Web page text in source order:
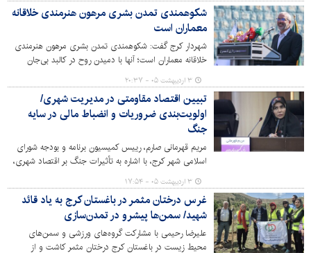
شکوهمندی تمدن بشری مرهون هنرمندی خلاقانه
معماران است
شهردار کرج گفت: شکوهمندی تمدن بشری مرهون هنرمندی
خلاقانه معماران است؛ آنها با دمیدن روح در کالبد بی‌جان
خشت خاک، زیبایی خلق می کنند.
۳ اردیبهشت ۰۵ - ۲۰:۳۷
تبیین اقتصاد مقاومتی در مدیریت شهری/
اولویت‌بندی ضروریات و انضباط مالی در سایه
جنگ
مریم قهرمانی صارم، رییس کمیسیون برنامه و بودجه شورای
اسلامی شهر کرج، با اشاره به تأثیرات جنگ بر اقتصاد شهری،
«اقتصاد مقاومتی» را راهکار اصلی برون‌رفت از چالش‌های
مالی شهرداری‌ها دانست.
۳ اردیبهشت ۰۵ - ۱۷:۵۴
غرس درختان مثمر در باغستان کرج به یاد قائد
شهید/ سمن‌ها پیشرو در تمدن‌سازی
علیرضا رحیمی با مشارکت گروه‌های ورزشی و سمن‌های
محیط زیست در باغستان کرج درختان مثمر کاشت و از